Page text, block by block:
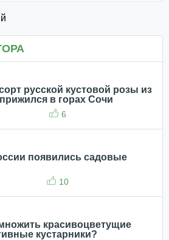
русской кустовой розы из
в горах Сочи
6
появились садовые
10
красивоцветущие
кустарники?